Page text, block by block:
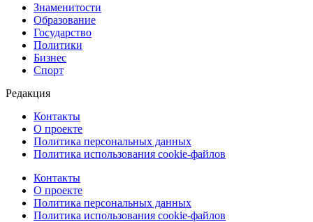
Знаменитости
Образование
Государство
Политики
Бизнес
Спорт
Редакция
Контакты
О проекте
Политика персональных данных
Политика использования cookie-файлов
Контакты
О проекте
Политика персональных данных
Политика использования cookie-файлов